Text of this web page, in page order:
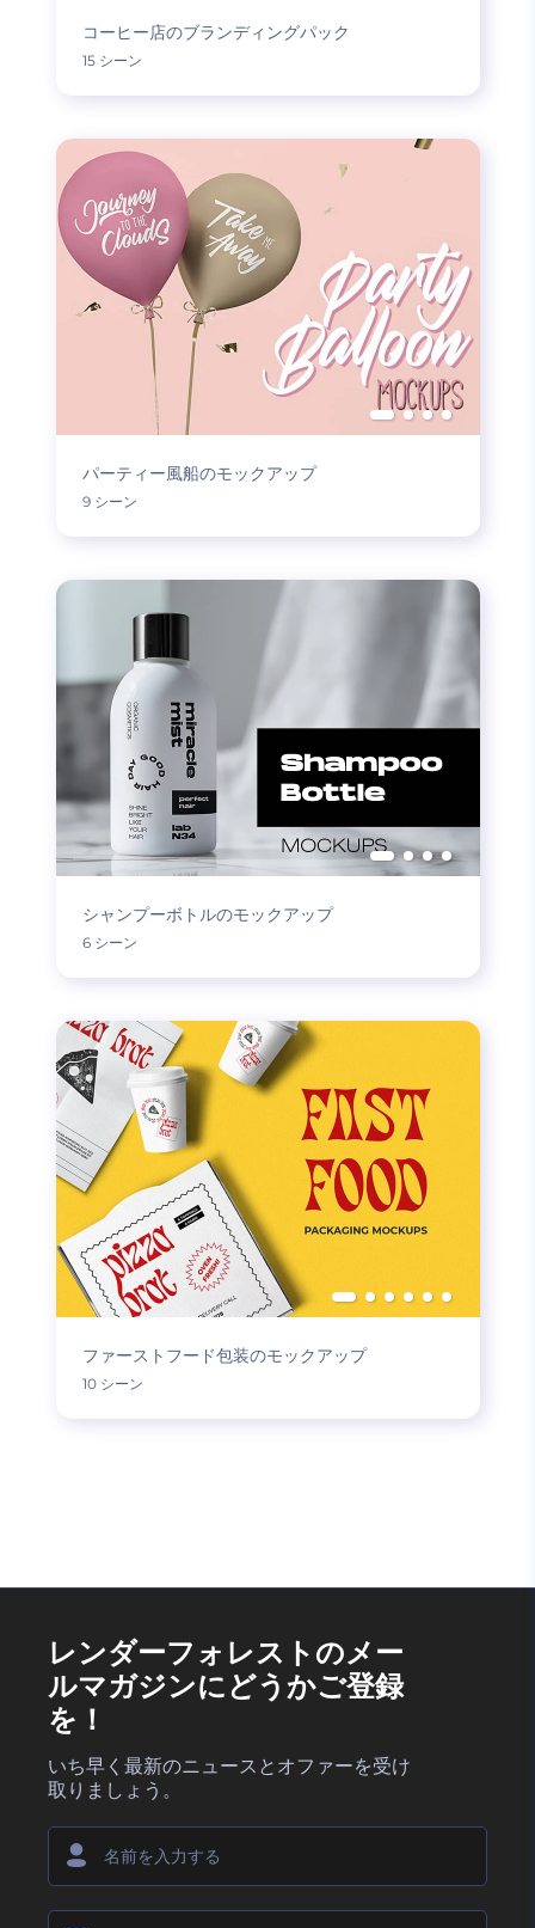
コーヒー店のブランディングパック
15 シーン
パーティー風船のモックアップ
9 シーン
シャンプーボトルのモックアップ
6 シーン
ファーストフード包装のモックアップ
10 シーン
レンダーフォレストのメー
ルマガジンにどうかご登録
を！
いち早く最新のニュースとオファーを受け
取りましょう。